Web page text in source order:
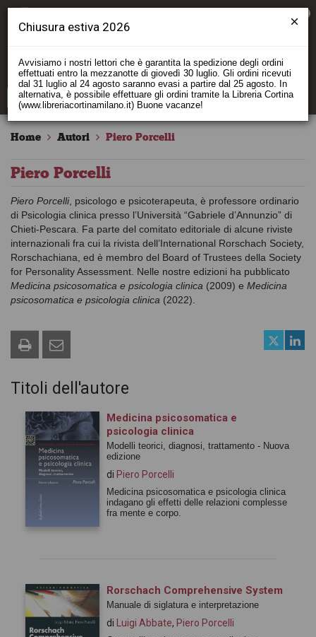
Home Autori Piero Porcelli
Piero Porcelli
Piero Porcelli, psicologo e psicoterapeuta, è professore ordinario
di Psicologia clinica presso l’Università “Gabriele d’Annunzio” di
Chieti-Pescara. Fa parte del comitato editoriale di alcune riviste
internazionali fra cui la rivista dell’International Rorschach Society,
Rorschachiana, ed è membro del Board of Trustees della Society
for Personality Assessment. Nelle nostre edizioni ha pubblicato
Medicina psicosomatica e psicologia clinica (2009) e Medicina
psicosomatica e psicologia clinica (2022).
Titoli dell'autore
Medicina psicosomatica e
psicologia clinica
Modelli teorici, diagnosi, trattamento - Nuova
edizione
di Piero Porcelli
Medicina psicosomatica e psicologia clinica
indagano gli effetti delle relazioni complesse
fra mente e corpo.
Rorschach Comprehensive System
Manuale di siglatura e interpretazione
di Luigi Abbate, Piero Porcelli
Chiusura estiva 2026
Avvisiamo i nostri lettori che è garantita la spedizione degli ordini
effettuati entro la mezzanotte di giovedì 30 luglio. Gli ordini ricevuti
dal 31 luglio al 24 agosto saranno evasi a partire dal 25 agosto. In
alternativa, è possibile effettuare gli ordini tramite la Libreria Cortina
(www.libreriacortinamilano.it) Buone vacanze!